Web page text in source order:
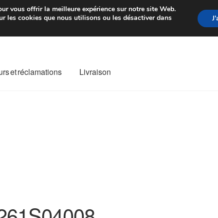
de 7 EUR Du lundi au
et réclamations Livraison
vous offrir la meilleure expérience sur notre site Web.
les cookies que nous utilisons ou les désactiver dans